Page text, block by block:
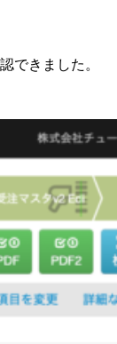
できました。